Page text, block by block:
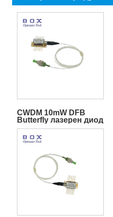
CWDM 10mW DFB
Butterfly лазерен диод
с TEC за
телекомуникации